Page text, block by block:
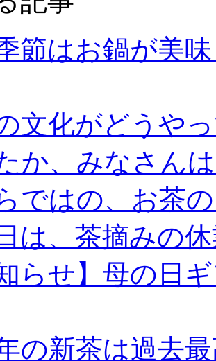
節はお鍋が美
文化がどうや
か、みなさん
ではの、お茶
は、茶摘みの
らせ】母の日
の新茶は過去